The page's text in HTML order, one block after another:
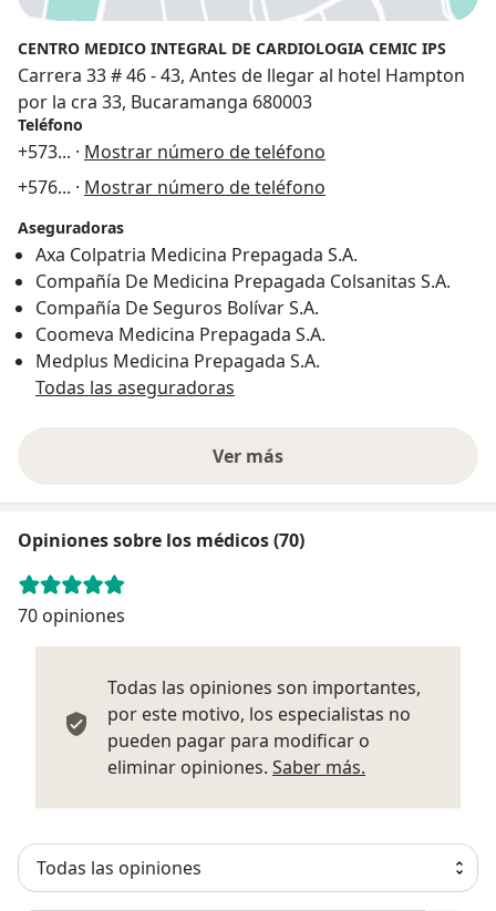
CENTRO MEDICO INTEGRAL DE CARDIOLOGIA CEMIC IPS
Carrera 33 # 46 - 43, Antes de llegar al hotel Hampton
por la cra 33, Bucaramanga 680003
Teléfono
+573... · Mostrar número de teléfono
+576... · Mostrar número de teléfono
Aseguradoras
Axa Colpatria Medicina Prepagada S.A.
Compañía De Medicina Prepagada Colsanitas S.A.
Compañía De Seguros Bolívar S.A.
Coomeva Medicina Prepagada S.A.
Medplus Medicina Prepagada S.A.
Todas las aseguradoras
Ver más
Opiniones sobre los médicos (70)
70 opiniones
Todas las opiniones son importantes,
por este motivo, los especialistas no
pueden pagar para modificar o
eliminar opiniones. Saber más.